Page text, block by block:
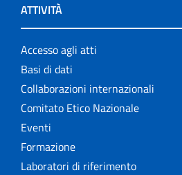
ATTIVITÀ
Accesso agli atti
Basi di dati
Collaborazioni internazionali
Comitato Etico Nazionale
Eventi
Formazione
Laboratori di riferimento